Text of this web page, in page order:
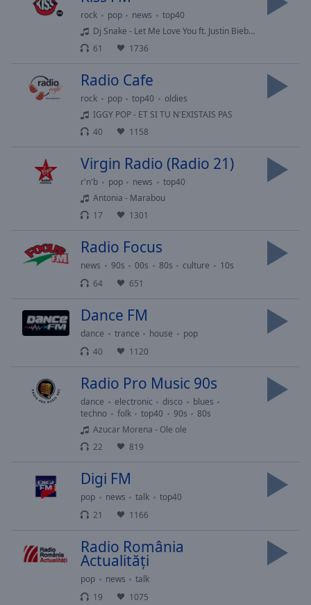
settings
Fullscreen
window.
dialog
window.
rock pop news
top40
Dj Snake - Let Me Love You ft. Justin Bieber
61
1736
Radio Cafe
rock pop top40
oldies
IGGY POP - ET SI TU N'EXISTAIS PAS
40
1158
Virgin Radio (Radio 21)
r'n'b pop news
top40
Antonia - Marabou
17
1301
Radio Focus
news 90s 00s 80s culture
10s
64
651
Dance FM
dance trance house
pop
40
1120
Radio Pro Music 90s
dance electronic disco
blues
techno
folk top40 90s
80s
Azucar Morena - Ole ole
22
819
Digi FM
pop news talk
top40
21
1166
Radio România
Actualități
pop news
talk
19
1075